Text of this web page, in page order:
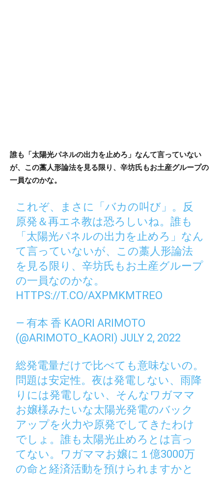
誰も「太陽光パネルの出力を止めろ」なんて言っていない
が、この藁人形論法を見る限り、辛坊氏もお土産グループの
一員なのかな。
これぞ、まさに「バカの叫び」。反
原発＆再エネ教は恐ろしいね。誰も
「太陽光パネルの出力を止めろ」なん
て言っていないが、この藁人形論法
を見る限り、辛坊氏もお土産グループ
の一員なのかな。
HTTPS://T.CO/AXPMKMTREO
— 有本 香 KAORI ARIMOTO
(@ARIMOTO_KAORI) JULY 2, 2022
総発電量だけで比べても意味ないの。
問題は安定性。夜は発電しない、雨降
りには発電しない、そんなワガママ
お嬢様みたいな太陽光発電のバック
アップを火力や原発でしてきたわけ
でしょ。誰も太陽光止めろとは言っ
てない。ワガママお嬢に１億3000万
の命と経済活動を預けられますかと